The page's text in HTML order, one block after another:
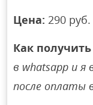
Цена: 290 руб.
Как получить
в whatsapp и
после оплаты